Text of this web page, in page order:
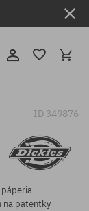
ID 349876
páperia
na patentky